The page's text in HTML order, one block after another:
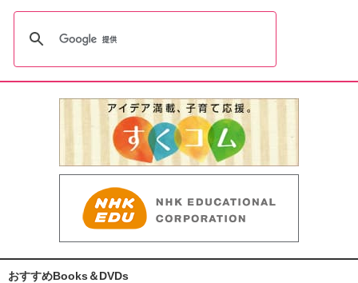
おすすめBooks＆DVDs